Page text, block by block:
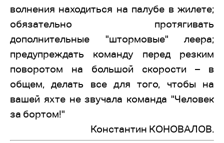
волнения находиться на палубе в жилете;
обязательно протягивать
дополнительные "штормовые" леера;
предупреждать команду перед резким
поворотом на большой скорости – в
общем, делать все для того, чтобы на
вашей яхте не звучала команда "Человек
за бортом!"
Константин КОНОВАЛОВ.